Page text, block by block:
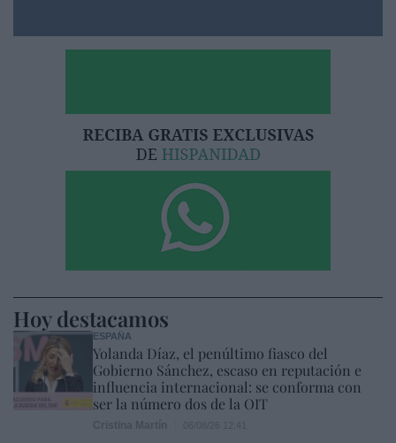
Hoy destacamos
ESPAÑA
Yolanda Díaz, el penúltimo fiasco del
Gobierno Sánchez, escaso en reputación e
influencia internacional: se conforma con
ser la número dos de la OIT